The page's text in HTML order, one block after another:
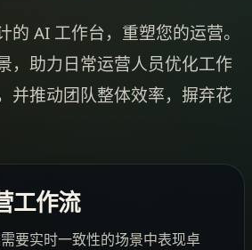
的 AI 工作台，重塑您的运营。
，助力日常运营人员优化工作
并推动团队整体效率，摒弃花
工作流
要实时一致性的场景中表现卓